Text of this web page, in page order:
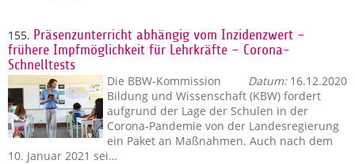
155. Präsenzunterricht abhängig vom Inzidenzwert –
frühere Impfmöglichkeit für Lehrkräfte – Corona-
Schnelltests
Datum:16.12.2020
Die BBW-Kommission
Bildung und Wissenschaft (KBW) fordert
aufgrund der Lage der Schulen in der
Corona-Pandemie von der Landesregierung
ein Paket an Maßnahmen. Auch nach dem
10. Januar 2021 sei…